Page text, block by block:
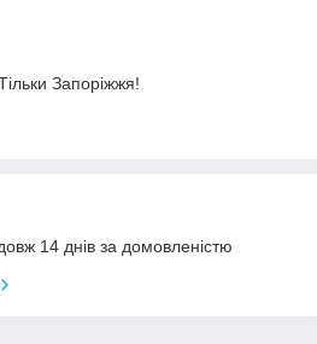
Запоріжжя!
14 днів за домовленістю